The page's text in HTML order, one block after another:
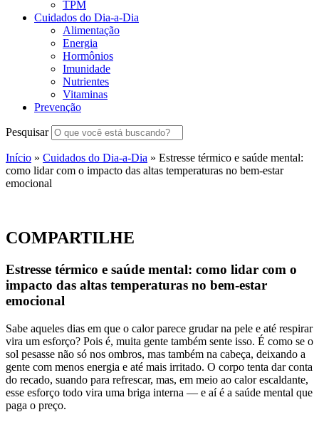
TPM
Cuidados do Dia-a-Dia
Alimentação
Energia
Hormônios
Imunidade
Nutrientes
Vitaminas
Prevenção
Pesquisar
Início » Cuidados do Dia-a-Dia » Estresse térmico e saúde mental:
como lidar com o impacto das altas temperaturas no bem-estar
emocional
COMPARTILHE
Estresse térmico e saúde mental: como lidar com o
impacto das altas temperaturas no bem-estar
emocional
Sabe aqueles dias em que o calor parece grudar na pele e até respirar
vira um esforço? Pois é, muita gente também sente isso. É como se o
sol pesasse não só nos ombros, mas também na cabeça, deixando a
gente com menos energia e até mais irritado. O corpo tenta dar conta
do recado, suando para refrescar, mas, em meio ao calor escaldante,
esse esforço todo vira uma briga interna — e aí é a saúde mental que
paga o preço.